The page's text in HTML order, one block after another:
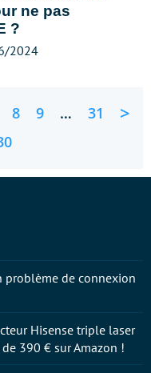
ne pas
?
2024
8 9 … 31 >
problème de connexion
Hisense triple laser
390 € sur Amazon !